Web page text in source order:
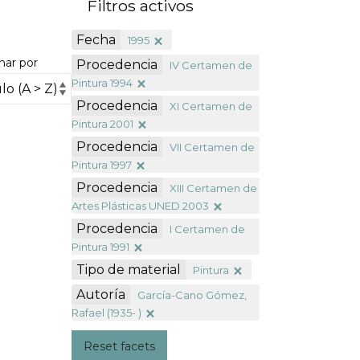
por
Filtros activos
Fecha 1995
Procedencia
IV Certamen de
Pintura 1994
Procedencia
XI Certamen de
Pintura 2001
Procedencia
VII Certamen de
Pintura 1997
Procedencia
XIII Certamen de
Artes Plásticas UNED 2003
Procedencia
I Certamen de
Pintura 1991
Tipo de material Pintura
Autoría
García-Cano Gómez,
Rafael (1935- )
Reset facets